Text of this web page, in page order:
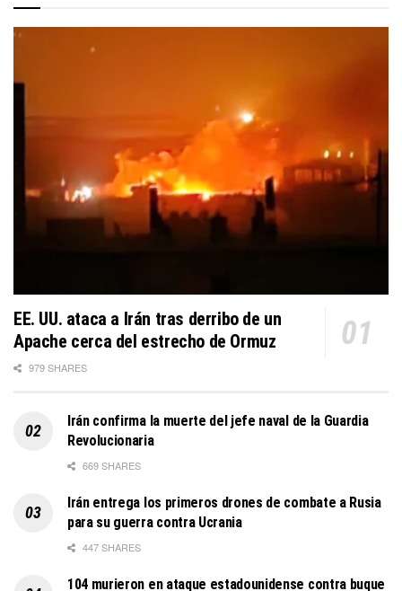
EE. UU. ataca a Irán tras derribo de un
Apache cerca del estrecho de Ormuz
979 SHARES
Irán confirma la muerte del jefe naval de la Guardia
Revolucionaria
669 SHARES
Irán entrega los primeros drones de combate a Rusia
para su guerra contra Ucrania
447 SHARES
104 murieron en ataque estadounidense contra buque